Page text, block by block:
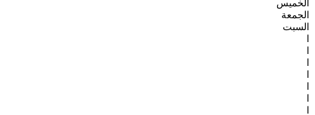
الخميس
الجمعة
السبت